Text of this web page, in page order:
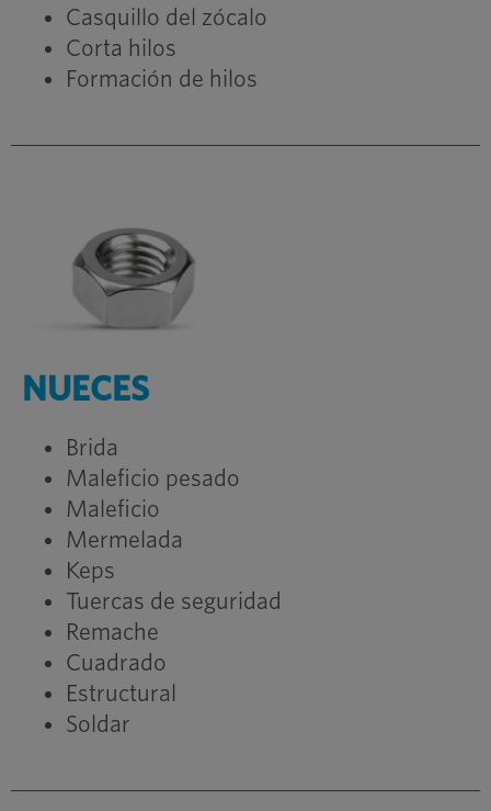
Casquillo del zócalo
Corta hilos
Formación de hilos
NUECES
Brida
Maleficio pesado
Maleficio
Mermelada
Keps
Tuercas de seguridad
Remache
Cuadrado
Estructural
Soldar